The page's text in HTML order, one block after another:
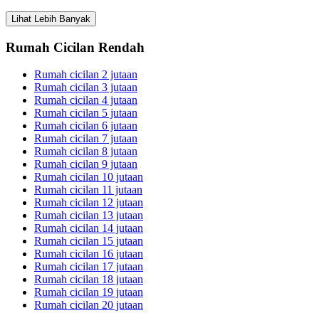
Lihat Lebih Banyak
Rumah Cicilan Rendah
Rumah cicilan 2 jutaan
Rumah cicilan 3 jutaan
Rumah cicilan 4 jutaan
Rumah cicilan 5 jutaan
Rumah cicilan 6 jutaan
Rumah cicilan 7 jutaan
Rumah cicilan 8 jutaan
Rumah cicilan 9 jutaan
Rumah cicilan 10 jutaan
Rumah cicilan 11 jutaan
Rumah cicilan 12 jutaan
Rumah cicilan 13 jutaan
Rumah cicilan 14 jutaan
Rumah cicilan 15 jutaan
Rumah cicilan 16 jutaan
Rumah cicilan 17 jutaan
Rumah cicilan 18 jutaan
Rumah cicilan 19 jutaan
Rumah cicilan 20 jutaan